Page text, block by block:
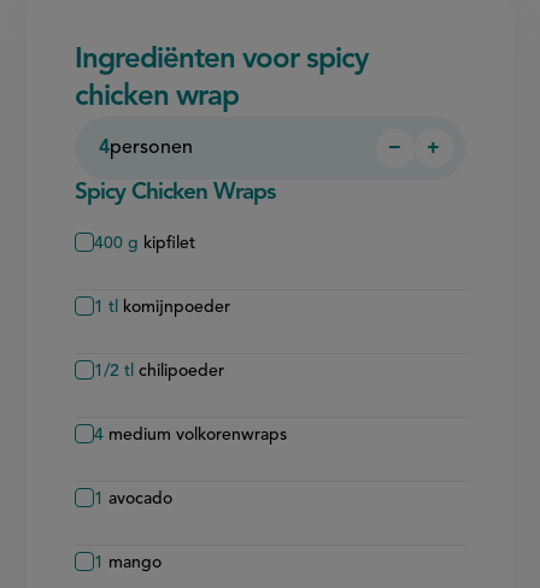
Ingrediënten voor spicy
chicken wrap
4personen
Persoon
−
Persoon
+
Spicy Chicken Wraps
400 g kipfilet
1 tl komijnpoeder
1/2 tl chilipoeder
4 medium volkorenwraps
1 avocado
1 mango